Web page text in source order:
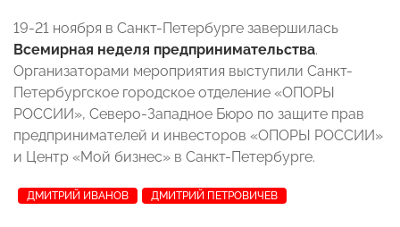
19-21 ноября в Санкт-Петербурге завершилась
Всемирная неделя предпринимательства.
Организаторами мероприятия выступили Санкт-
Петербургское городское отделение «ОПОРЫ
РОССИИ», Северо-Западное Бюро по защите прав
предпринимателей и инвесторов «ОПОРЫ РОССИИ»
и Центр «Мой бизнес» в Санкт-Петербурге.
ДМИТРИЙ ИВАНОВ ДМИТРИЙ ПЕТРОВИЧЕВ